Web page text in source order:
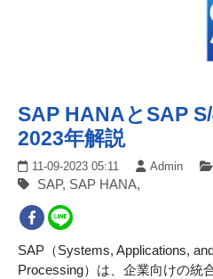
SAP HANAとSAP
2023年解説
11-09-2023 05:11 Admin
SAP, SAP HANA,
SAP（Systems, Applications,
Processing）は、企業向けの統